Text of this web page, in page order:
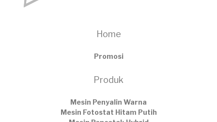
Home
Promosi
Produk
Mesin Penyalin Warna
Mesin Fotostat Hitam Putih